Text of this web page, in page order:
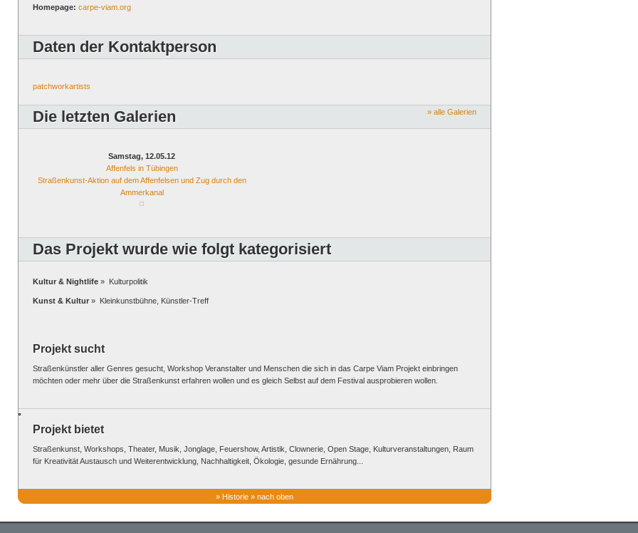
Homepage: carpe-viam.org
Daten der Kontaktperson
patchworkartists
Die letzten Galerien » alle Galerien
Samstag, 12.05.12
Affenfels in Tübingen
Straßenkunst-Aktion auf dem Affenfelsen und Zug durch den
Ammerkanal
Das Projekt wurde wie folgt kategorisiert
Kultur & Nightlife » Kulturpolitik
Kunst & Kultur » Kleinkunstbühne, Künstler-Treff
Projekt sucht
Straßenkünstler aller Genres gesucht, Workshop Veranstalter und Menschen die sich in das Carpe Viam Projekt einbringen
möchten oder mehr über die Straßenkunst erfahren wollen und es gleich Selbst auf dem Festival ausprobieren wollen.
Projekt bietet
Straßenkunst, Workshops, Theater, Musik, Jonglage, Feuershow, Artistik, Clownerie, Open Stage, Kulturveranstaltungen, Raum
für Kreativität Austausch und Weiterentwicklung, Nachhaltigkeit, Ökologie, gesunde Ernährung...
» Historie » nach oben